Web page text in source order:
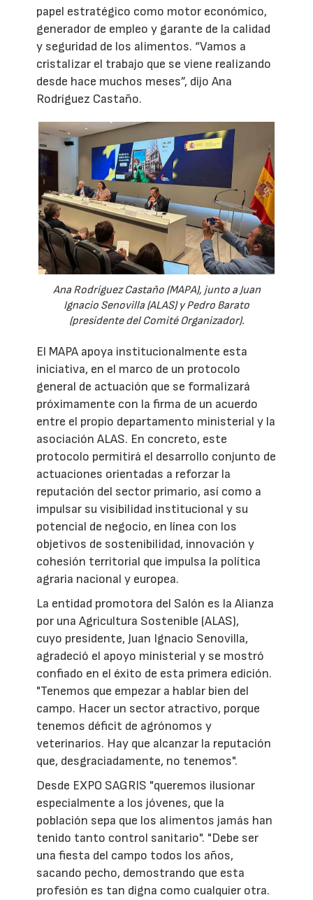
papel estratégico como motor económico,
generador de empleo y garante de la calidad
y seguridad de los alimentos. “Vamos a
cristalizar el trabajo que se viene realizando
desde hace muchos meses”, dijo Ana
Rodríguez Castaño.
Ana Rodríguez Castaño (MAPA), junto a Juan
Ignacio Senovilla (ALAS) y Pedro Barato
(presidente del Comité Organizador).
El MAPA apoya institucionalmente esta
iniciativa, en el marco de un protocolo
general de actuación que se formalizará
próximamente con la firma de un acuerdo
entre el propio departamento ministerial y la
asociación ALAS. En concreto, este
protocolo permitirá el desarrollo conjunto de
actuaciones orientadas a reforzar la
reputación del sector primario, así como a
impulsar su visibilidad institucional y su
potencial de negocio, en línea con los
objetivos de sostenibilidad, innovación y
cohesión territorial que impulsa la política
agraria nacional y europea.
La entidad promotora del Salón es la Alianza
por una Agricultura Sostenible (ALAS),
cuyo presidente, Juan Ignacio Senovilla,
agradeció el apoyo ministerial y se mostró
confiado en el éxito de esta primera edición.
"Tenemos que empezar a hablar bien del
campo. Hacer un sector atractivo, porque
tenemos déficit de agrónomos y
veterinarios. Hay que alcanzar la reputación
que, desgraciadamente, no tenemos".
Desde EXPO SAGRIS "queremos ilusionar
especialmente a los jóvenes, que la
población sepa que los alimentos jamás han
tenido tanto control sanitario". "Debe ser
una fiesta del campo todos los años,
sacando pecho, demostrando que esta
profesión es tan digna como cualquier otra.